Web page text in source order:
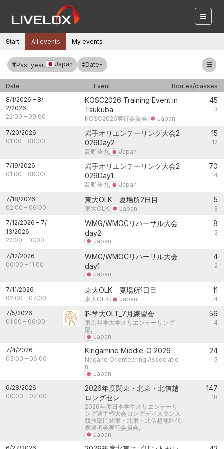
Start All events My events
Past year, Japan Date
Date Event
Routes/classes
8/1/2026 – 8/
2/2026
22:00 – 09:00
KOSC2026 Training Event in
Tsukuba
KOSC2026実行委員会, Japan
45
3
7/20/2026
01:00 – 08:00
岩手オリエンテーリング大会2
026Day2
高野兼也, Japan
15
12
7/19/2026
01:00 – 08:00
岩手オリエンテーリング大会2
026Day1
高野兼也, Japan
70
14
7/18/2026
02:00 – 06:00
東大OLK 夏場所2日目
東大OLK, Japan
5
3
7/12/2026 – 7/
13/2026
22:00 – 10:00
WMG/WMOCリハーサル大会
day2
Japan
8
2
7/12/2026
00:00 – 11:00
WMG/WMOCリハーサル大会
day1
Japan
4
2
7/11/2026
02:00 – 07:00
東大OLK 夏場所1日目
東大OLK, Japan
11
4
7/5/2026
01:00 – 06:00
科学大OLT_7月練習会
東京科学大学オリエンテーリング
部,
Japan
56
4
7/4/2026
03:00 – 06:00
Kirigamine Middle-O 2026
Nagano Orienteering Associatio
n,
Japan
24
5
6/28/2026
00:00 – 07:00
2026年度関東・北東・北信越
ロングセレ
2026年度日本学生オリエンテーリ
ング選手権大会ロングディスタンス
競技部門関東・北東・北信越地区代
表選考会実行委員会,
Japan
147
18